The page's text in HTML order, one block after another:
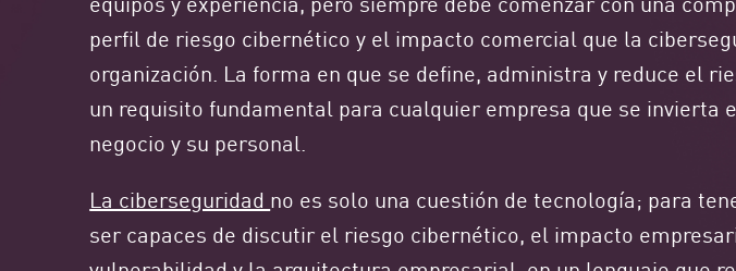
Endpoint
Navegar
SaaS
EXPOSURE MANAGEMENT
Exposure Prioritization
perfil de riesgo cibernético y el impacto comercial que la
organización. La forma en que se define, administra y reduce el
un requisito fundamental para cualquier empresa que se invierta
negocio y su personal.
La ciberseguridad no es solo una cuestión de tecnología; para
ser capaces de discutir el riesgo cibernético, el impacto